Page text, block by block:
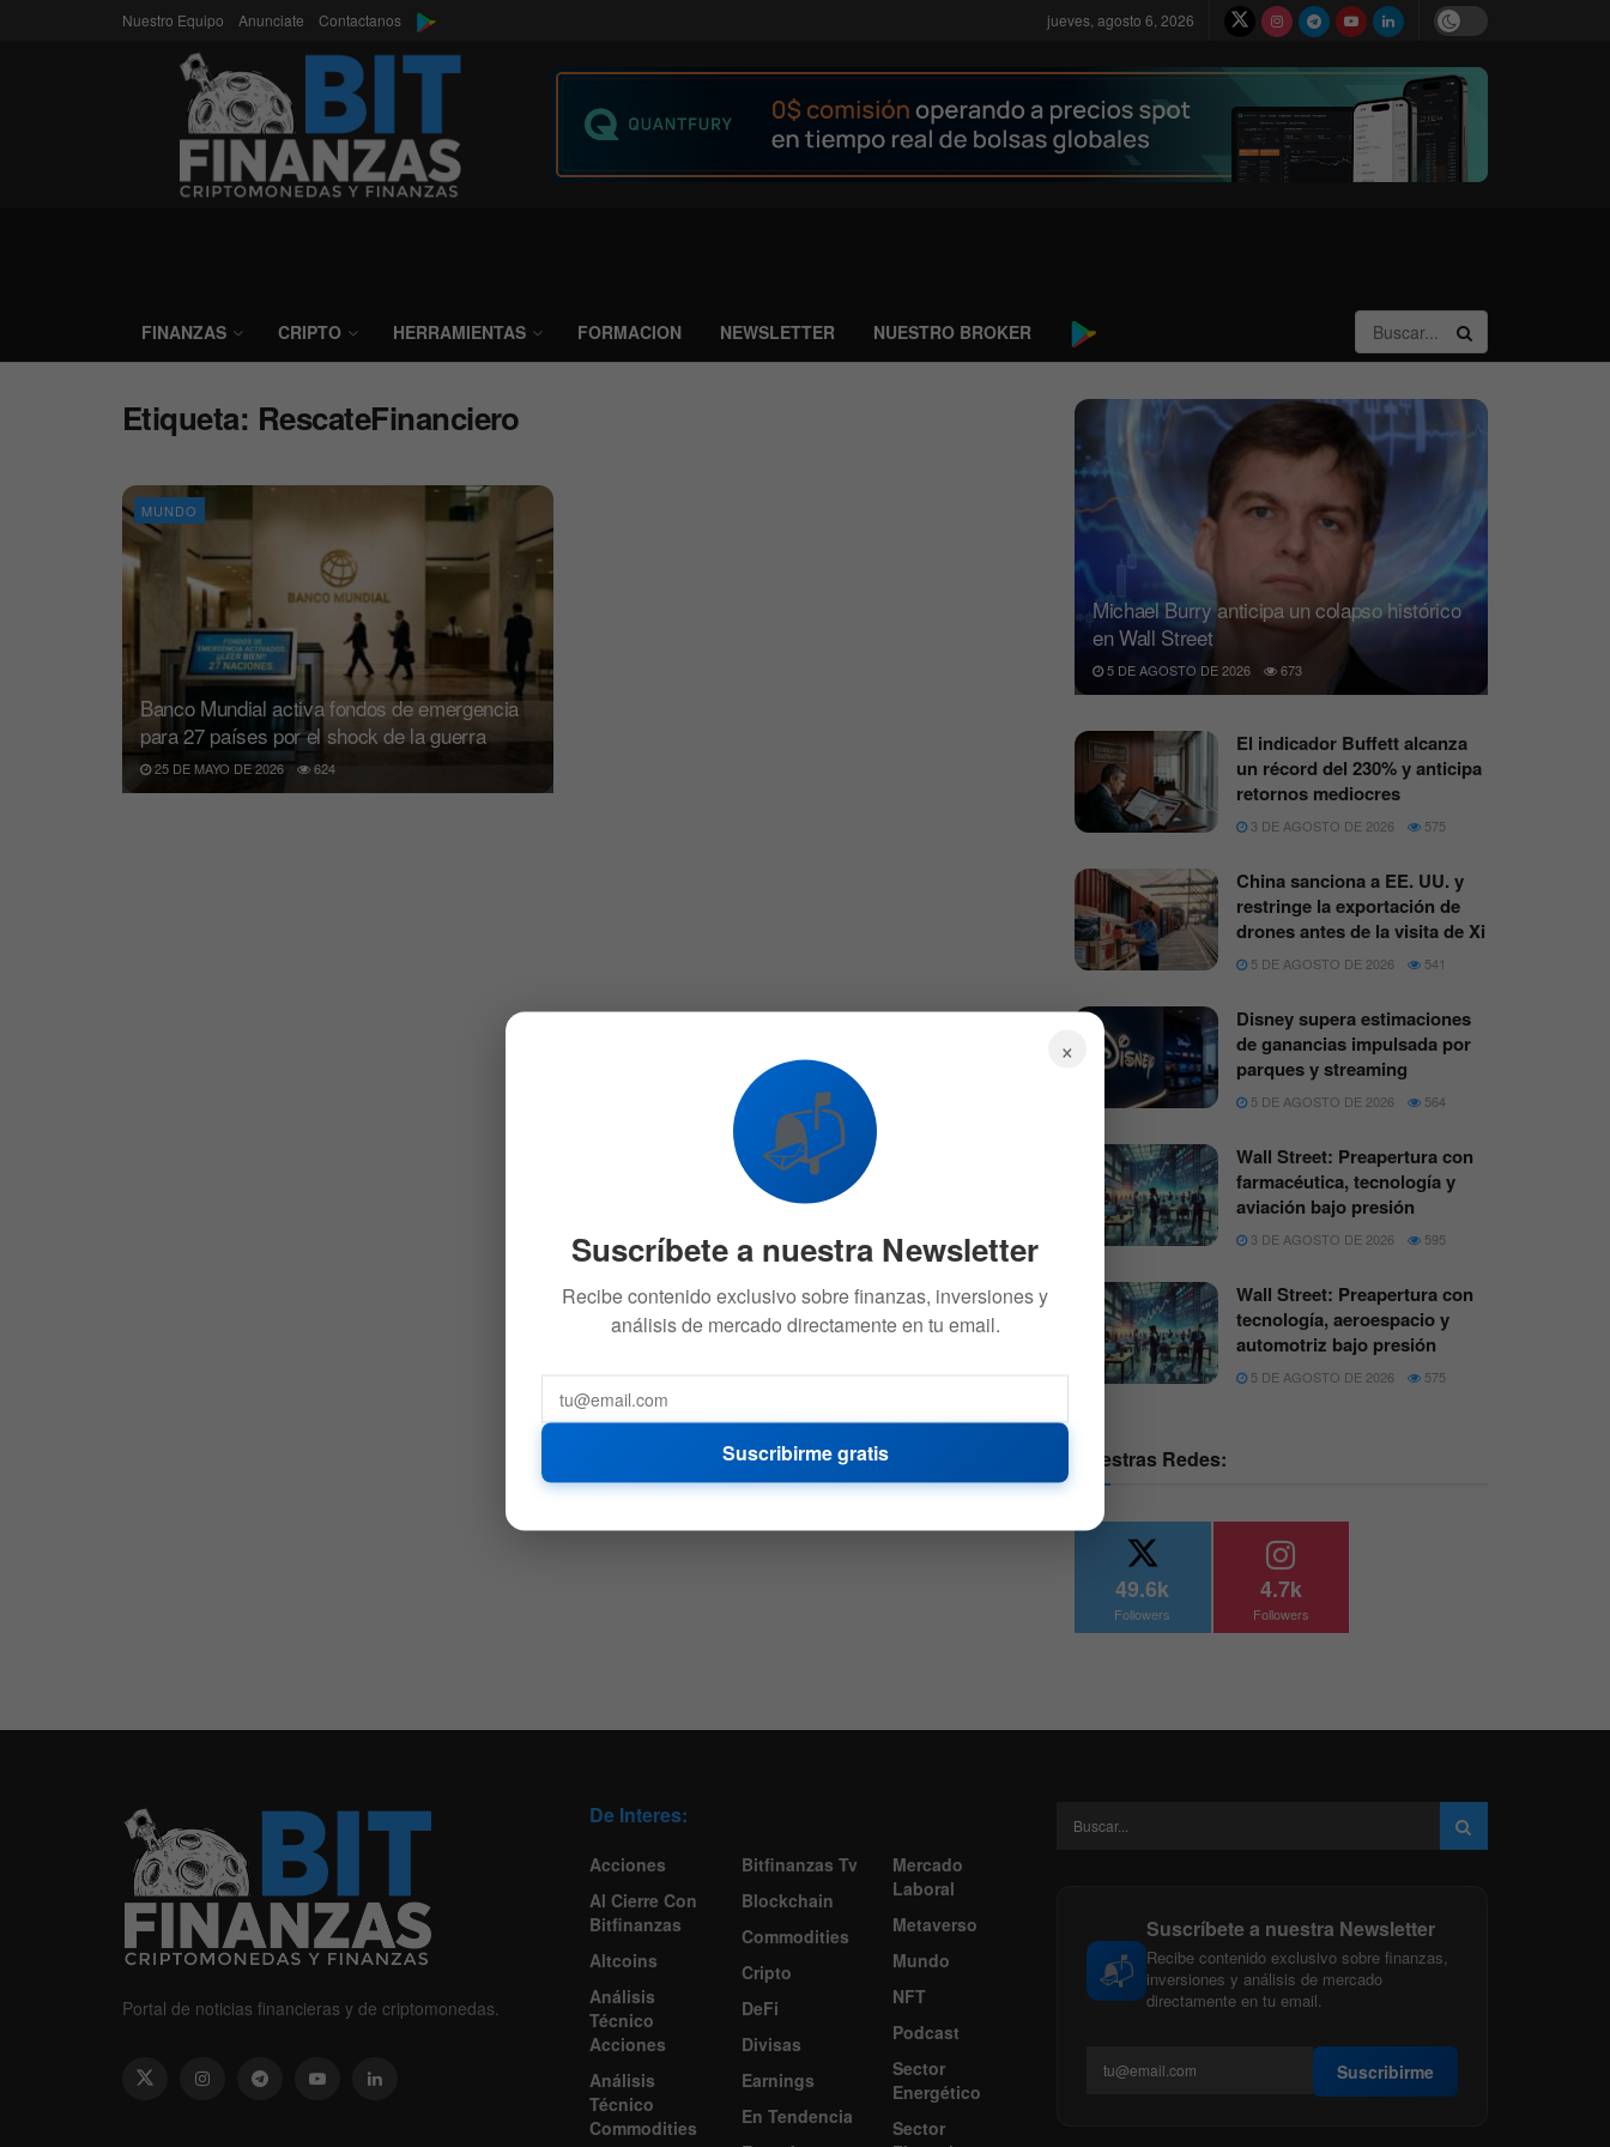
Nuestro Equipo Anunciate Contactanos jueves, agosto 6, 2026
FINANZAS CRIPTO HERRAMIENTAS FORMACION NEWSLETTER NUESTRO BROKER
Etiqueta: RescateFinanciero
MUNDO
Banco Mundial activa fondos de emergencia
para 27 países por el shock de la guerra
25 DE MAYO DE 2026 624
Michael Burry anticipa un colapso histórico
en Wall Street
5 DE AGOSTO DE 2026 673
El indicador Buffett alcanza
un récord del 230% y anticipa
retornos mediocres
3 DE AGOSTO DE 2026 575
China sanciona a EE. UU. y
restringe la exportación de
drones antes de la visita de Xi
5 DE AGOSTO DE 2026 541
Disney supera estimaciones
de ganancias impulsada por
parques y streaming
5 DE AGOSTO DE 2026 564
Wall Street: Preapertura con
farmacéutica, tecnología y
aviación bajo presión
3 DE AGOSTO DE 2026 595
Wall Street: Preapertura con
tecnología, aeroespacio y
automotriz bajo presión
5 DE AGOSTO DE 2026 575
Nuestras Redes:
49.6k
Followers
4.7k
Followers
Portal de noticias financieras y de criptomonedas.
De Interes:
Acciones
Al Cierre Con
Bitfinanzas
Altcoins
Análisis
Técnico
Acciones
Análisis
Técnico
Commodities
Bitfinanzas Tv
Blockchain
Commodities
Cripto
DeFi
Divisas
Earnings
En Tendencia
Mercado
Laboral
Metaverso
Mundo
NFT
Podcast
Sector
Energético
Sector
📬
Suscríbete a nuestra Newsletter
Recibe contenido exclusivo sobre finanzas,
inversiones y análisis de mercado
directamente en tu email.
Suscribirme
×
📬
Suscríbete a nuestra Newsletter
Recibe contenido exclusivo sobre finanzas, inversiones y
análisis de mercado directamente en tu email.
Suscribirme gratis